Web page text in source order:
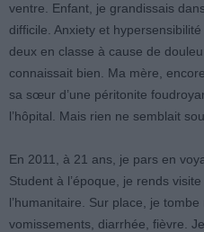
ventre. Enfant, je grandissais
difficile. Anxiety et
deux en classe à cause de
connaissait bien. Ma mère,
sa sœur d’une péritonite
l’hôpital. Mais rien ne semblait
En 2011, à 21 ans, je pars en
Student à l’époque, je rends
l’humanitaire. Sur place, je
vomissements, diarrhée, fièvre.